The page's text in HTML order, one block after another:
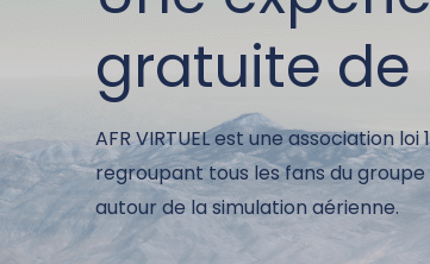
gratuite de
AFR VIRTUEL est une association
regroupant tous les fans du groupe
autour de la simulation aérienne.